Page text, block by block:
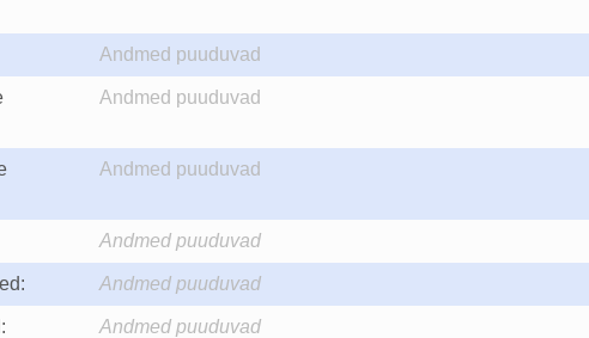
Andmed puuduvad
Andmed puuduvad
Andmed puuduvad
Andmed puuduvad
Andmed puuduvad
Andmed puuduvad